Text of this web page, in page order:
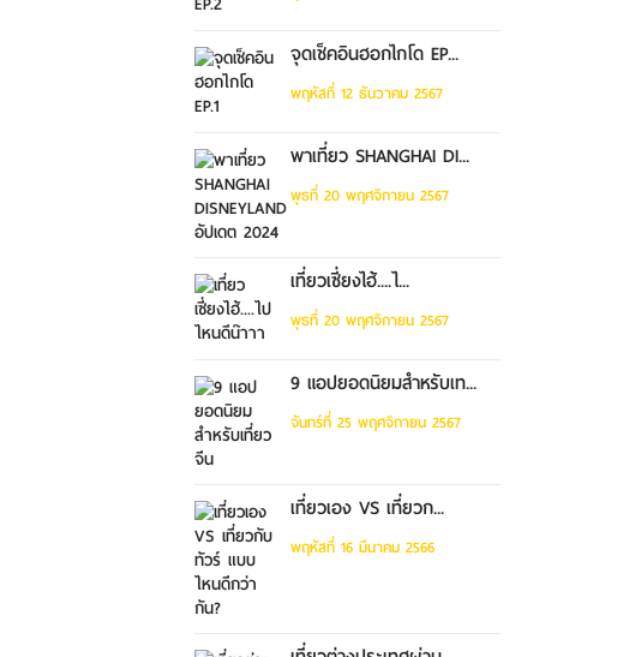
จุดเช็คอินฮอกไกโด EP...
พฤหัสที่ 12 ธันวาคม 2567
พาเที่ยว SHANGHAI DI...
พุธที่ 20 พฤศจิกายน 2567
เที่ยวเซี่ยงไฮ้....ไ...
พุธที่ 20 พฤศจิกายน 2567
9 แอปยอดนิยมสำหรับเท...
จันทร์ที่ 25 พฤศจิกายน 2567
เที่ยวเอง VS เที่ยวก...
พฤหัสที่ 16 มีนาคม 2566